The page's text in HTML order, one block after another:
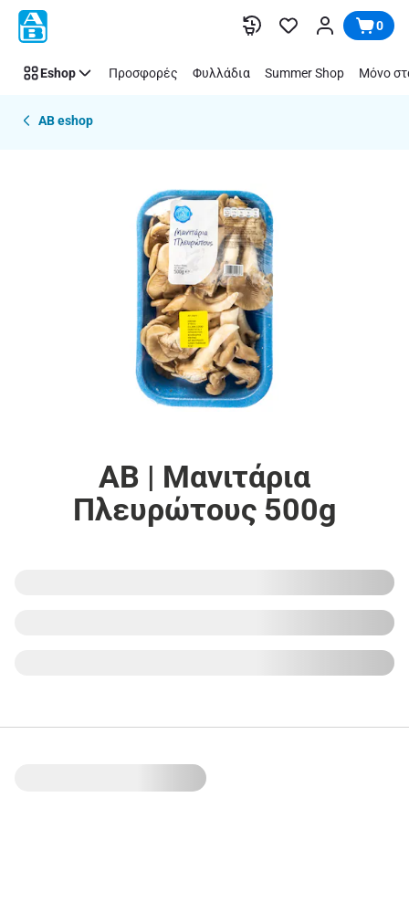
Παράλειψη 0
Eshop Προσφορές Φυλλάδια Summer Shop Μόνο
AB eshop
ΑΒ | Μανιτάρια
Πλευρώτους 500g